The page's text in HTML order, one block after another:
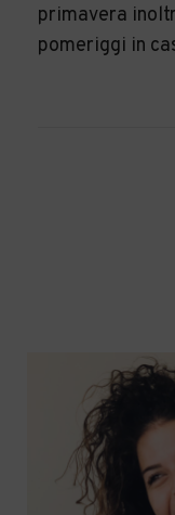
primavera
pomeriggi in